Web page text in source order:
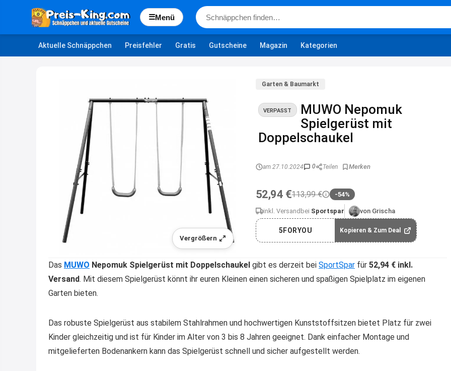
☰Menü
Aktuelle Schnäppchen Preisfehler Gratis Gutscheine Magazin Kategorien
Vergrößern
Garten & Baumarkt
VERPASST
MUWO Nepomuk
Spielgerüst mit
Doppelschaukel
am 27.10.2024 0 Teilen
52,94 €113,99 € -54%
inkl. Versand bei Sportspar von Grischa
5FORYOU Kopieren & Zum Deal
Das MUWO Nepomuk Spielgerüst mit Doppelschaukel gibt es derzeit bei SportSpar für 52,94 € inkl.
Versand. Mit diesem Spielgerüst könnt ihr euren Kleinen einen sicheren und spaßigen Spielplatz im eigenen
Garten bieten.
Das robuste Spielgerüst aus stabilem Stahlrahmen und hochwertigen Kunststoffsitzen bietet Platz für zwei
Kinder gleichzeitig und ist für Kinder im Alter von 3 bis 8 Jahren geeignet. Dank einfacher Montage und
mitgelieferten Bodenankern kann das Spielgerüst schnell und sicher aufgestellt werden.